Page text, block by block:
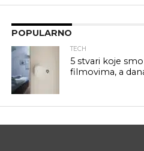
POPULARNO
TECH
5 stvari koje
filmovima, a